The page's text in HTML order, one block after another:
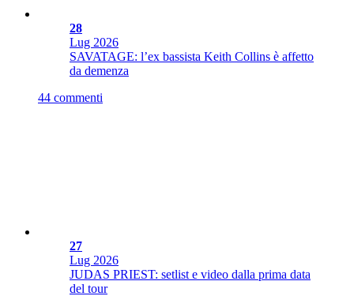
28
Lug 2026
SAVATAGE: l’ex bassista Keith Collins è affetto
da demenza
44 commenti
27
Lug 2026
JUDAS PRIEST: setlist e video dalla prima data
del tour